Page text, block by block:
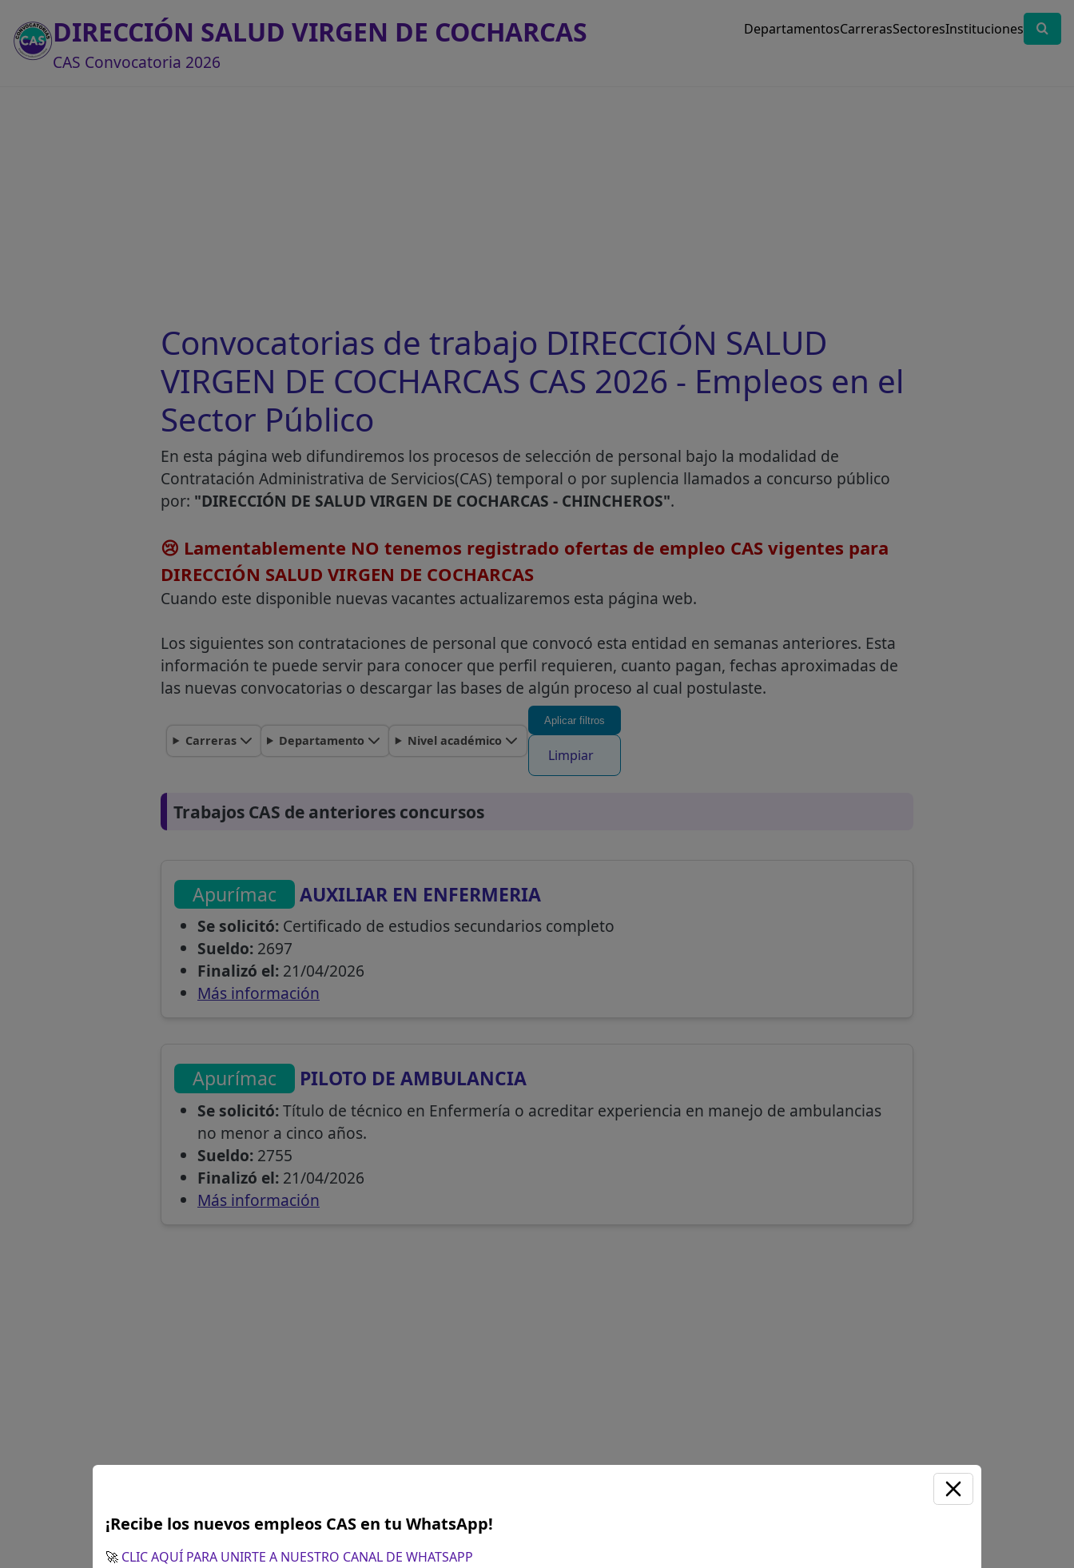
DIRECCIÓN SALUD VIRGEN DE COCHARCAS
CAS Convocatoria 2026
DepartamentosCarrerasSectoresInstituciones
Convocatorias de trabajo DIRECCIÓN SALUD
VIRGEN DE COCHARCAS CAS 2026 - Empleos en el
Sector Público
En esta página web difundiremos los procesos de selección de personal bajo la modalidad de
Contratación Administrativa de Servicios(CAS) temporal o por suplencia llamados a concurso público
por: "DIRECCIÓN DE SALUD VIRGEN DE COCHARCAS - CHINCHEROS".
😢 Lamentablemente NO tenemos registrado ofertas de empleo CAS vigentes para
DIRECCIÓN SALUD VIRGEN DE COCHARCAS
Cuando este disponible nuevas vacantes actualizaremos esta página web.
Los siguientes son contrataciones de personal que convocó esta entidad en semanas anteriores. Esta
información te puede servir para conocer que perfil requieren, cuanto pagan, fechas aproximadas de
las nuevas convocatorias o descargar las bases de algún proceso al cual postulaste.
Carreras Departamento Nivel académico
Aplicar filtros
Limpiar
Trabajos CAS de anteriores concursos
Apurímac AUXILIAR EN ENFERMERIA
Se solicitó:Certificado de estudios secundarios completo
Sueldo:2697
Finalizó el:21/04/2026
Más información
Apurímac PILOTO DE AMBULANCIA
Se solicitó:Título de técnico en Enfermería o acreditar experiencia en manejo de ambulancias
no menor a cinco años.
Sueldo:2755
Finalizó el:21/04/2026
Más información
Apurímac TECNICO EN LABORATORIO.
¡Recibe los nuevos empleos CAS en tu WhatsApp!
🚀 CLIC AQUÍ PARA UNIRTE A NUESTRO CANAL DE WHATSAPP